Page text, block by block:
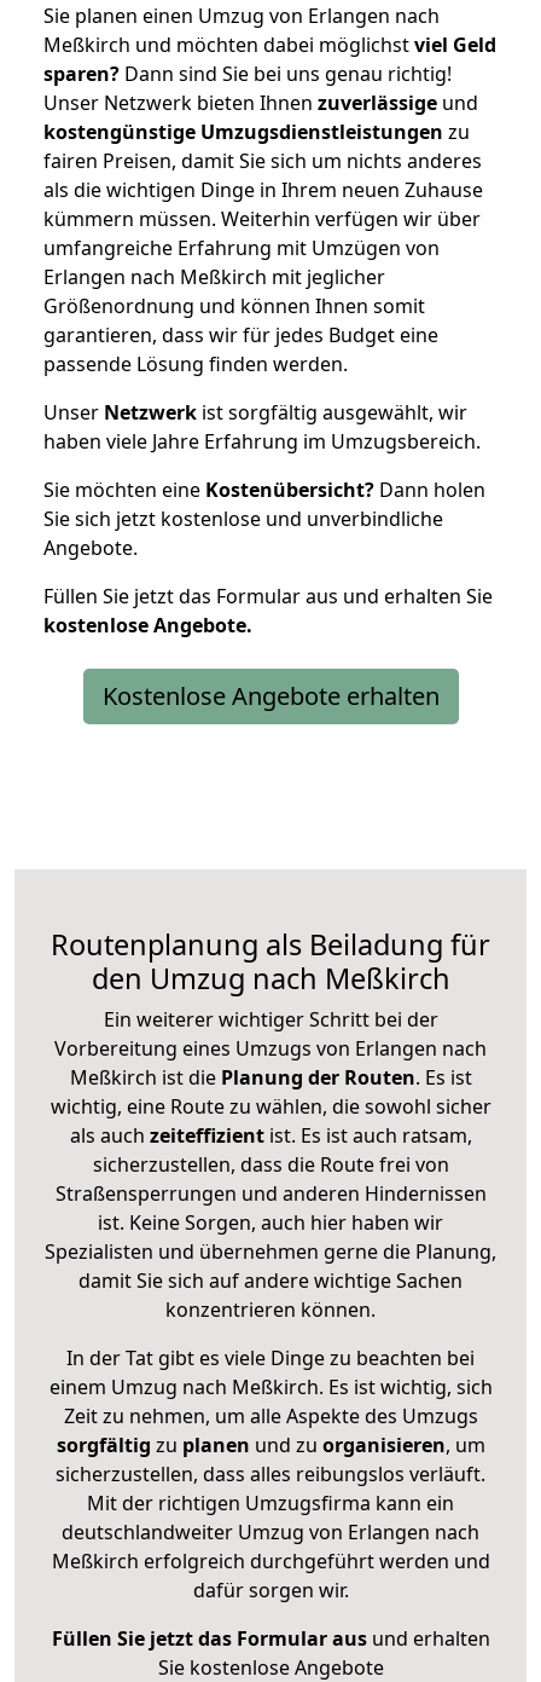
Sie planen einen Umzug von Erlangen nach
Meßkirch und möchten dabei möglichstviel Geld
sparen? Dann sind Sie bei uns genau richtig!
Unser Netzwerk bieten Ihnen zuverlässige und
kostengünstige Umzugsdienstleistungen zu
fairen Preisen, damit Sie sich um nichts anderes
als die wichtigen Dinge in Ihrem neuen Zuhause
kümmern müssen. Weiterhin verfügen wir über
umfangreiche Erfahrung mit Umzügen von
Erlangen nach Meßkirch mit jeglicher
Größenordnung und können Ihnen somit
garantieren, dass wir für jedes Budget eine
passende Lösung finden werden.
Unser Netzwerk ist sorgfältig ausgewählt, wir
haben viele Jahre Erfahrung im Umzugsbereich.
Sie möchten eine Kostenübersicht? Dann holen
Sie sich jetzt kostenlose und unverbindliche
Angebote.
Füllen Sie jetzt das Formular aus und erhalten Sie
kostenloseAngebote.
Kostenlose Angebote erhalten
Routenplanung als Beiladung für
den Umzug nach Meßkirch
Ein weiterer wichtiger Schritt bei der
Vorbereitung eines Umzugs von Erlangen nach
Meßkirch ist diePlanung der Routen. Es ist
wichtig, eine Route zu wählen, die sowohl sicher
als auch zeiteffizientist. Es ist auch ratsam,
sicherzustellen, dass die Route frei von
Straßensperrungen und anderen Hindernissen
ist. Keine Sorgen, auch hier haben wir
Spezialisten und übernehmen gerne die Planung,
damit Sie sich auf andere wichtige Sachen
konzentrieren können.
In der Tat gibt es viele Dinge zu beachten bei
einem Umzug nach Meßkirch. Es ist wichtig, sich
Zeit zu nehmen, um alle Aspekte des Umzugs
sorgfältig zu planen und zu organisieren, um
sicherzustellen, dass alles reibungslos verläuft.
Mit der richtigen Umzugsfirma kann ein
deutschlandweiter Umzug von Erlangen nach
Meßkirch erfolgreich durchgeführt werden und
dafür sorgen wir.
Füllen Sie jetzt das Formular ausund erhalten
Sie kostenlose Angebote